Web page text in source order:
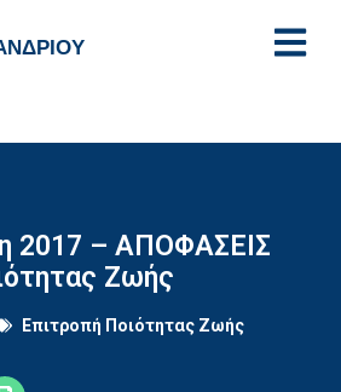
2017 – ΑΠΟΦΑΣΕΙΣ
Ζωής
Επιτροπή Ποιότητας Ζωής